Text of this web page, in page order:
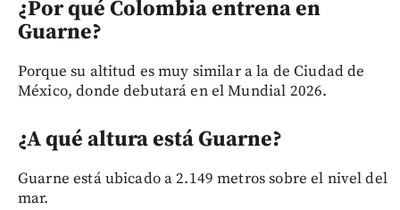
¿Por qué Colombia entrena en
Guarne?
Porque su altitud es muy similar a la de Ciudad de
México, donde debutará en el Mundial 2026.
¿A qué altura está Guarne?
Guarne está ubicado a 2.149 metros sobre el nivel del
mar.